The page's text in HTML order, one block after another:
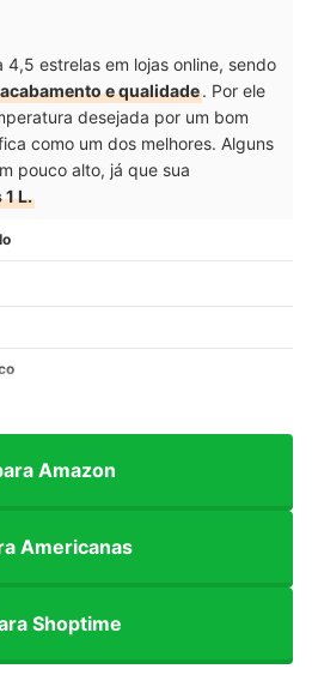
4,5 estrelas em lojas online, sendo
e qualidade. Por ele
desejada por um bom
como um dos melhores. Alguns
pouco alto, já que sua
L.
Amazon
Americanas
Shoptime